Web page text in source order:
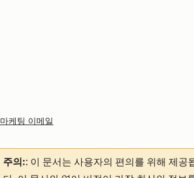
마케팅 이메일
주의:: 이 문서는 사용자의 편의를 위해 제공